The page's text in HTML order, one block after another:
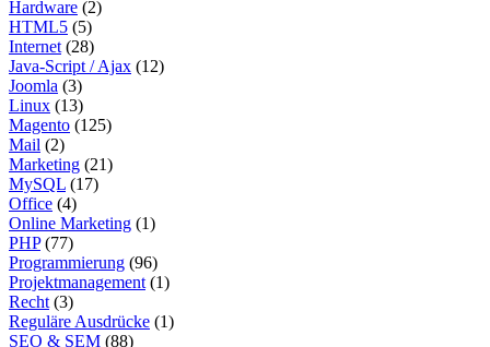
Hardware (2)
HTML5 (5)
Internet (28)
Java-Script / Ajax (12)
Joomla (3)
Linux (13)
Magento (125)
Mail (2)
Marketing (21)
MySQL (17)
Office (4)
Online Marketing (1)
PHP(77)
Programmierung (96)
Projektmanagement (1)
Recht (3)
Reguläre Ausdrücke (1)
SEO & SEM (88)